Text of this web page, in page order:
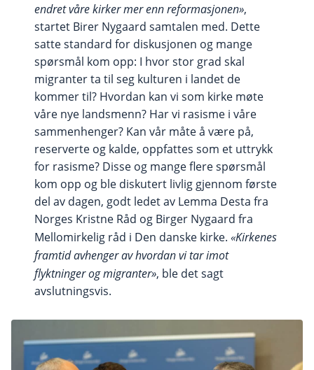
endret våre kirker mer enn reformasjonen»,
startet Birer Nygaard samtalen med. Dette
satte standard for diskusjonen og mange
spørsmål kom opp: I hvor stor grad skal
migranter ta til seg kulturen i landet de
kommer til? Hvordan kan vi som kirke møte
våre nye landsmenn? Har vi rasisme i våre
sammenhenger? Kan vår måte å være på,
reserverte og kalde, oppfattes som et uttrykk
for rasisme? Disse og mange flere spørsmål
kom opp og ble diskutert livlig gjennom første
del av dagen, godt ledet av Lemma Desta fra
Norges Kristne Råd og Birger Nygaard fra
Mellomirkelig råd i Den danske kirke.«Kirkenes
framtid avhenger av hvordan vi tar imot
flyktninger og migranter», ble det sagt
avslutningsvis.